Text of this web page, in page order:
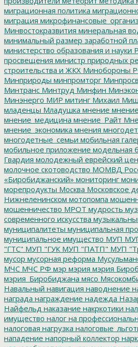
миграционная политика
миграция
Минвостокразвития минеральная
минимальный размер заработной
министерство образования и науки
просвещения министр природных
строительства и ЖКХ Минобороны
Минприроды минпромторг
Минтранс Минтруд Минфин
Минэнерго МИР митинг Михаил
младенцы Младушка мнение
мнение_медицина мнение_Райт
мнение_экономика мнения
многодетные_семьи мобильная
мобильное приложение модельная
Гвардия молодежный еврейский
молочное скотоводство МОМВД
«Биробиджанский» мониторинг
морепродукты Москва Московское
Нижнеленинском мотопомпа
мошенничество МРОТ мудрость
современного искусства
муниципалитеты муниципальная
муниципальное имущество МУП
"ГТС" МУП "ГУК МУП "ПАТП" МУП
мусор мусорная реформа
МЧС МЧС РФ мэр мэрия мэрия
мэрия_Биробиджана мясо
Навальный навигация наводнение
награда награждение надежда
Найфельд наказание накркотики
имущество налог на
налоговая нагрузка
нападение напорный коллектор